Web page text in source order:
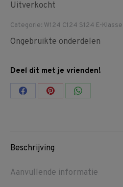
Uitverkocht
Categorie: W124 C124 S124 E-Klasse
Ongebruikte onderdelen
Deel dit met je vrienden!
Share Share Share
Beschrijving
Aanvullende informatie